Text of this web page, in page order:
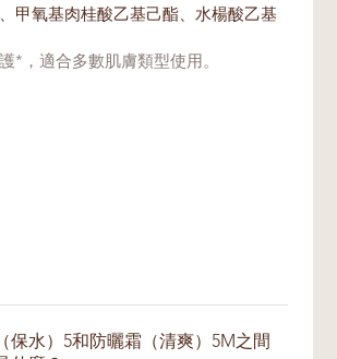
甲氧基肉桂酸乙基己酯、水楊酸乙基
*，適合多數肌膚類型使用。
保水）5和防曬霜（清爽）5M之間